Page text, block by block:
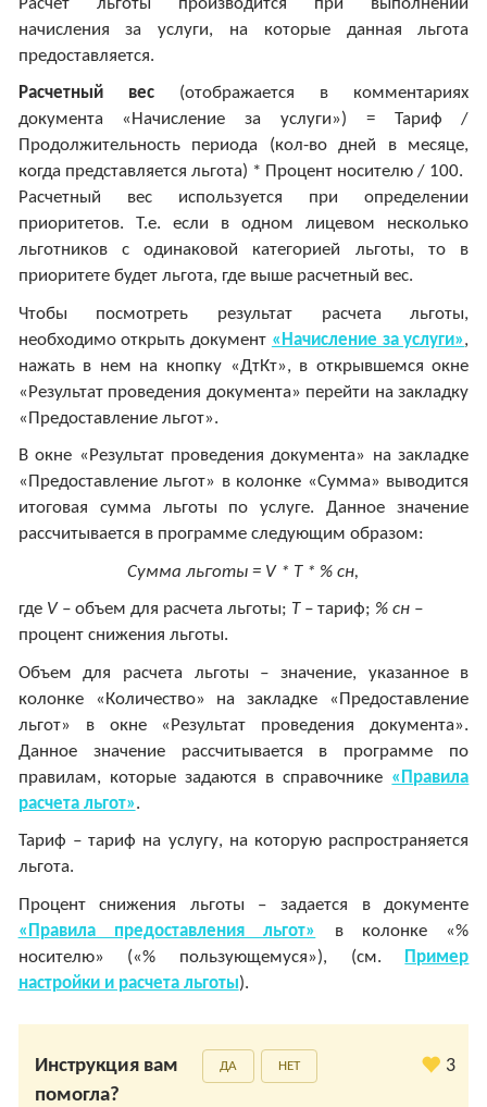
начисления за услуги, на которые данная льгота
предоставляется.
Расчетный вес(отображается в комментариях
документа «Начисление за услуги») = Тариф /
Продолжительность периода (кол-во дней в месяце,
когда представляется льгота) * Процент носителю / 100.
Расчетный вес используется при определении
приоритетов. Т.е. если в одном лицевом несколько
льготников с одинаковой категорией льготы, то в
приоритете будет льгота, где выше расчетный вес.
Чтобы посмотреть результат расчета льготы,
необходимо открыть документ «Начисление за услуги»,
нажать в нем на кнопку «ДтКт», в открывшемся окне
«Результат проведения документа» перейти на закладку
«Предоставление льгот».
В окне «Результат проведения документа» на закладке
«Предоставление льгот» в колонке «Сумма» выводится
итоговая сумма льготы по услуге. Данное значение
рассчитывается в программе следующим образом:
Сумма льготы = V* Т * % сн,
где V– объем для расчета льготы; Т – тариф; % сн –
процент снижения льготы.
Объем для расчета льготы – значение, указанное в
колонке «Количество» на закладке «Предоставление
льгот» в окне «Результат проведения документа».
Данное значение рассчитывается в программе по
правилам, которые задаются в справочнике «Правила
расчета льгот».
Тариф –тариф на услугу, на которую распространяется
льгота.
Процент снижения льготы – задается в документе
«Правила предоставления льгот» в колонке «%
носителю» («% пользующемуся»), (см.
Пример
настройки и расчета льготы).
Инструкция вам
помогла?
ДА НЕТ 3